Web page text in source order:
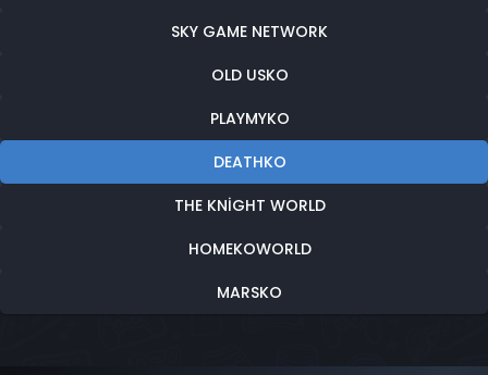
SKY GAME NETWORK
OLD USKO
PLAYMYKO
DEATHKO
THE KNIGHT WORLD
HOMEKOWORLD
MARSKO